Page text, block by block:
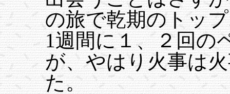
の旅で乾期のトッ
1週間に１、２回の
が、やはり火事は
た。